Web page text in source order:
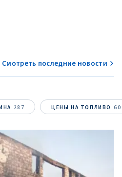
in English
Смотреть последние новости
287 ЦЕНЫ НА ТОПЛИВО 60